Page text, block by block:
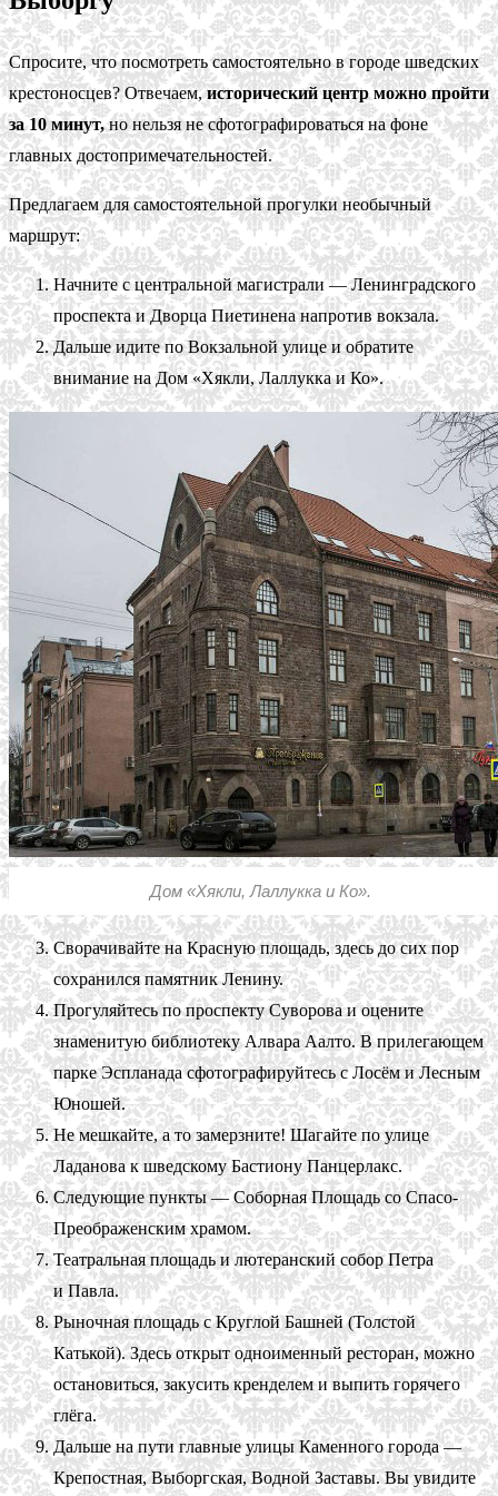
Спросите, что посмотреть самостоятельно в городе шведских
крестоносцев? Отвечаем,исторический центр можно пройти
за 10 минут,но нельзя не сфотографироваться на фоне
главных достопримечательностей.
Предлагаем для самостоятельной прогулки необычный
маршрут:
Начните с центральной магистрали — Ленинградского
проспекта и Дворца Пиетинена напротив вокзала.
Дальше идите по Вокзальной улице и обратите
внимание на Дом «Хякли, Лаллукка и Ко».
Дом «Хякли, Лаллукка и Ко».
Сворачивайте на Красную площадь, здесь до сих пор
сохранился памятник Ленину.
Прогуляйтесь по проспекту Суворова и оцените
знаменитую библиотеку Алвара Аалто. В прилегающем
парке Эспланада сфотографируйтесь с Лосём и Лесным
Юношей.
Не мешкайте, а то замерзните! Шагайте по улице
Ладанова к шведскому Бастиону Панцерлакс.
Следующие пункты — Соборная Площадь со Спасо-
Преображенским храмом.
Театральная площадь и лютеранский собор Петра
и Павла.
Рыночная площадь с Круглой Башней (Толстой
Катькой). Здесь открыт одноименный ресторан, можно
остановиться, закусить кренделем и выпить горячего
глёга.
Дальше на пути главные улицы Каменного города —
Крепостная, Выборгская, Водной Заставы. Вы увидите